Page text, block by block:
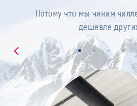
Потому что мы чиним
дешевле